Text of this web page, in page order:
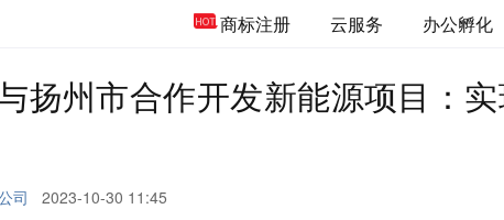
商标注册 云服务 办公孵化
扬州市合作开发新能源项目：
司 2023-10-30 11:45